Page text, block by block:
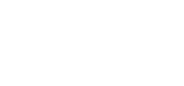
al quedar sus vehículos
hecho un trabajo muy
recibido y en base a eso
adicionales que